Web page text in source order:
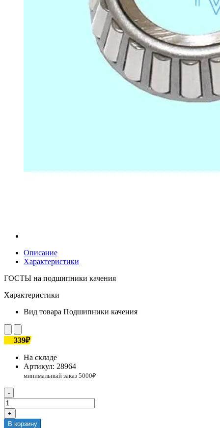
Описание
Характеристики
ГОСТЫ на подшипники качения
Характеристики
Вид товара Подшипники качения
339₽
На складе
Артикул: 28964
-
+
В корзину